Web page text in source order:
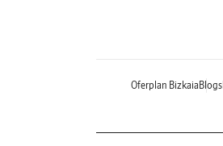
Oferplan Bizkaia Blogs